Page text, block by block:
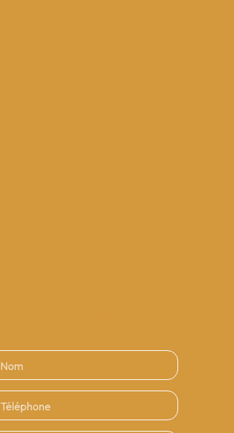
Nom
Téléphone